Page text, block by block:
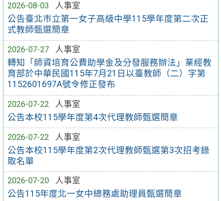
2026-08-03
人事室
公告臺北市立第一女子高級中學115學年度第二次正
式教師甄選簡章
2026-07-27
人事室
轉知「師資培育公費助學金及分發服務辦法」業經教
育部於中華民國115年7月21日以臺教師（二）字第
1152601697A號令修正發布
2026-07-22
人事室
公告本校115學年度第4次代理教師甄選簡章
2026-07-22
人事室
公告本校115學年度第2次代理教師甄選第3次招考錄
取名單
2026-07-20
人事室
公告115年度北一女中總務處助理員甄選簡章